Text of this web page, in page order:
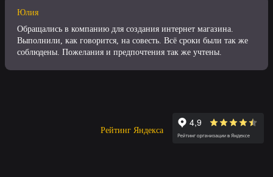
Юлия
Обращались в компанию для создания интернет магазина.
Выполнили, как говорится, на совесть. Всё сроки были так же
соблюдены. Пожелания и предпочтения так же учтены.
Рейтинг Яндекса